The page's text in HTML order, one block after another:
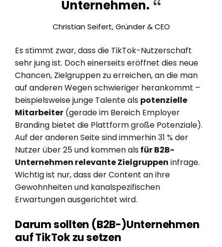
Unternehmen.
Christian Seifert, Gründer & CEO
Es stimmt zwar, dass die TikTok-Nutzerschaft
sehr jung ist. Doch einerseits eröffnet dies neue
Chancen, Zielgruppen zu erreichen, an die man
auf anderen Wegen schwieriger herankommt –
beispielsweise junge Talente als potenzielle
Mitarbeiter (gerade im Bereich Employer
Branding bietet die Plattform große Potenziale).
Auf der anderen Seite sind immerhin 31 % der
Nutzer über 25 und kommen alsfür B2B-
Unternehmen relevante Zielgruppen infrage.
Wichtig ist nur, dass der Content an ihre
Gewohnheiten und kanalspezifischen
Erwartungen ausgerichtet wird.
Darum sollten (B2B-)Unternehmen
auf TikTok zu setzen